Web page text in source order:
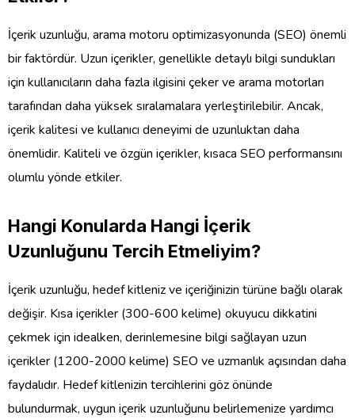
İçerik uzunluğu, arama motoru optimizasyonunda (SEO) önemli
bir faktördür. Uzun içerikler, genellikle detaylı bilgi sundukları
için kullanıcıların daha fazla ilgisini çeker ve arama motorları
tarafından daha yüksek sıralamalara yerleştirilebilir. Ancak,
içerik kalitesi ve kullanıcı deneyimi de uzunluktan daha
önemlidir. Kaliteli ve özgün içerikler, kısaca SEO performansını
olumlu yönde etkiler.
Hangi Konularda Hangi İçerik
Uzunluğunu Tercih Etmeliyim?
İçerik uzunluğu, hedef kitleniz ve içeriğinizin türüne bağlı olarak
değişir. Kısa içerikler (300-600 kelime) okuyucu dikkatini
çekmek için idealken, derinlemesine bilgi sağlayan uzun
içerikler (1200-2000 kelime) SEO ve uzmanlık açısından daha
faydalıdır. Hedef kitlenizin tercihlerini göz önünde
bulundurmak, uygun içerik uzunluğunu belirlemenize yardımcı